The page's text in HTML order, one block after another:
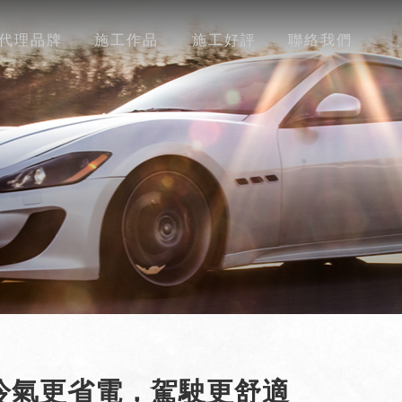
理品牌 施工作品 施工好評 聯絡我們
更省電，駕駛更舒適